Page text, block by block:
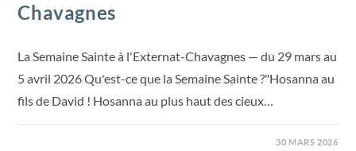
Chavagnes
La Semaine Sainte à l'Externat-Chavagnes — du 29 mars au
5 avril 2026 Qu'est-ce que la Semaine Sainte ?"Hosanna au
fils de David ! Hosanna au plus haut des cieux…
30 MARS 2026